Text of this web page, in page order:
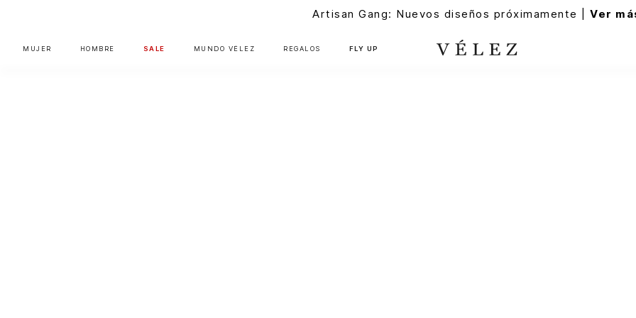
Artisan Gang: Nuevos diseños próximamente |Ver
MUJER HOMBRE SALE MUNDO VÉLEZ REGALOS FLY UP